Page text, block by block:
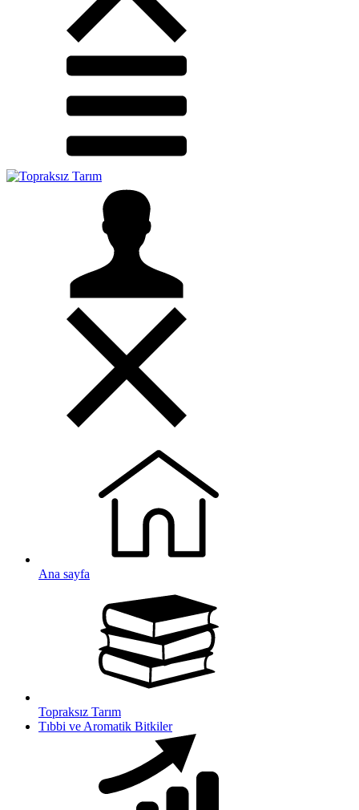
Ana sayfa
Topraksız Tarım
Tıbbi ve Aromatik Bitkiler